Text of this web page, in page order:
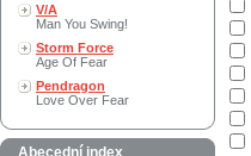
V/A
Man You Swing!
Storm Force
Age Of Fear
Pendragon
Love Over Fear
Abecední index